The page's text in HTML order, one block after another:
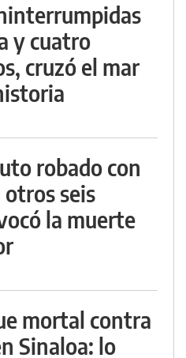
y cuatro
cruzó el mar
robado con
otros seis
la muerte
mortal contra
Sinaloa: lo